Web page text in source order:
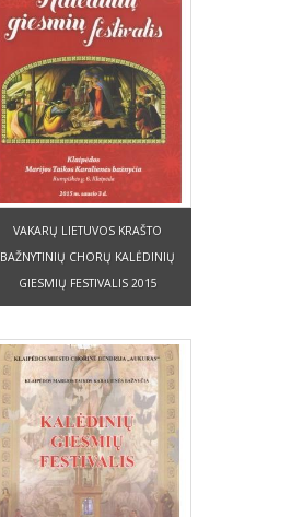
VAKARŲ LIETUVOS KRAŠTO
BAŽNYTINIŲ CHORŲ KALĖDINIŲ
GIESMIŲ FESTIVALIS 2015